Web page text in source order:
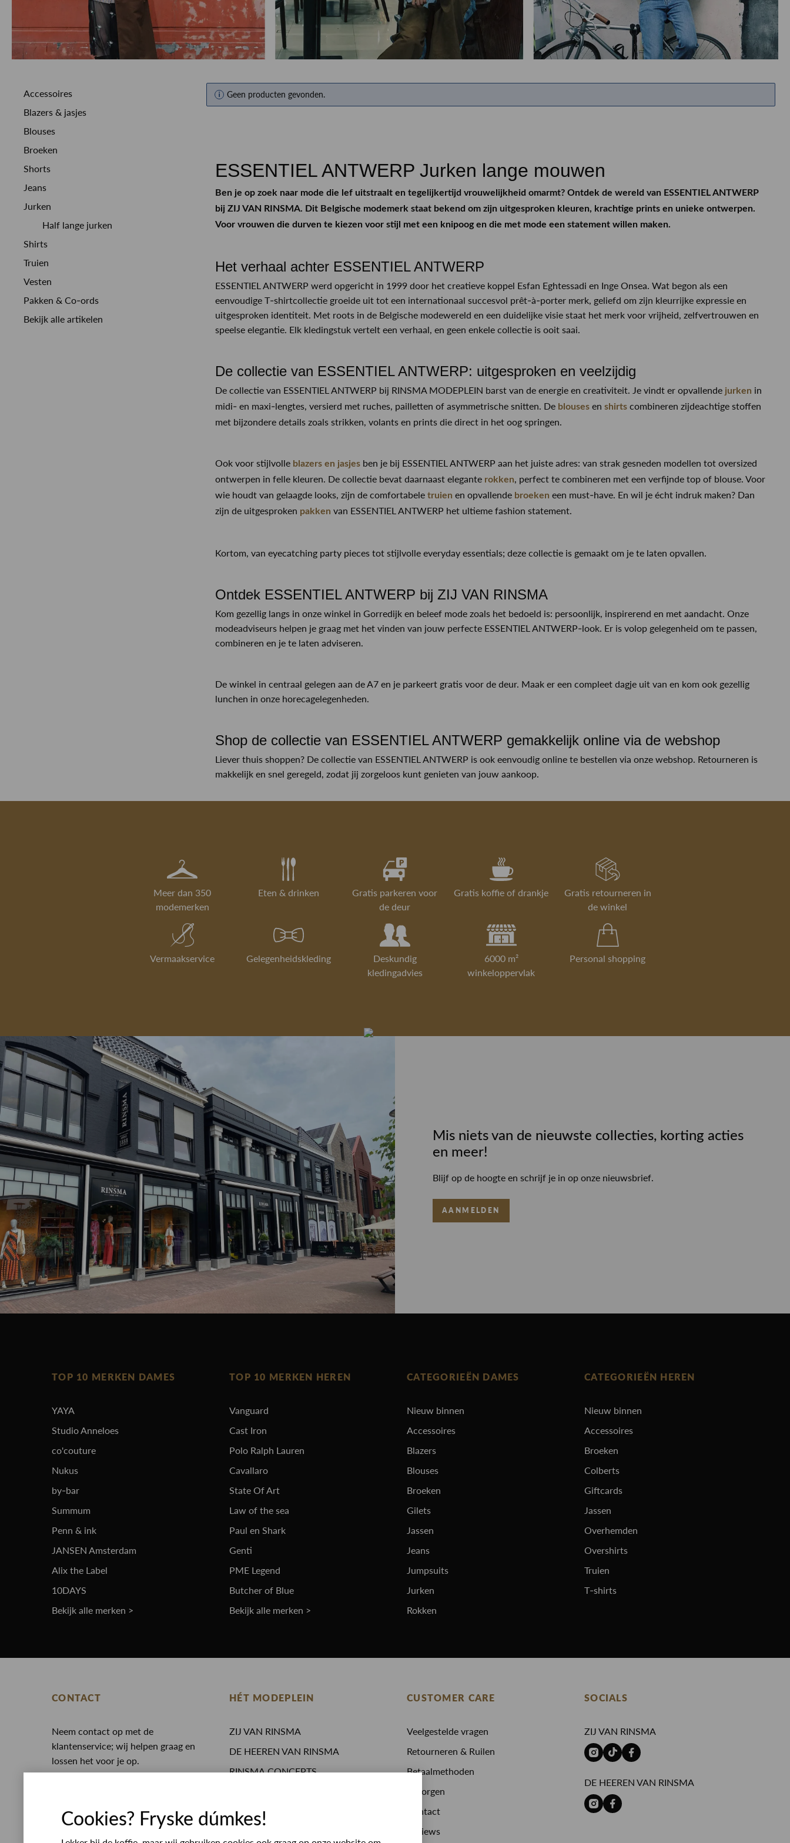
Herenkappers de Vos
ETEN & DRINKEN >
SHOP SALE
SHOP SALE
Accessoires
Blazers & jasjes
Blouses
Broeken
Shorts
Jeans
Jurken
Half lange jurken
Shirts
Truien
Vesten
Pakken & Co-ords
Bekijk alle artikelen
Geen producten gevonden.
ESSENTIEL ANTWERP Jurken lange mouwen
Ben je op zoek naar mode die lef uitstraalt en tegelijkertijd vrouwelijkheid omarmt? Ontdek de wereld van ESSENTIEL ANTWERP
bij ZIJ VAN RINSMA. Dit Belgische modemerk staat bekend om zijn uitgesproken kleuren, krachtige prints en unieke ontwerpen.
Voor vrouwen die durven te kiezen voor stijl met een knipoog en die met mode een statement willen maken.
Het verhaal achter ESSENTIEL ANTWERP
ESSENTIEL ANTWERP werd opgericht in 1999 door het creatieve koppel Esfan Eghtessadi en Inge Onsea. Wat begon als een
eenvoudige T-shirtcollectie groeide uit tot een internationaal succesvol prêt-à-porter merk, geliefd om zijn kleurrijke expressie en
uitgesproken identiteit. Met roots in de Belgische modewereld en een duidelijke visie staat het merk voor vrijheid, zelfvertrouwen en
speelse elegantie. Elk kledingstuk vertelt een verhaal, en geen enkele collectie is ooit saai.
De collectie van ESSENTIEL ANTWERP: uitgesproken en veelzijdig
De collectie van ESSENTIEL ANTWERP bij RINSMA MODEPLEIN barst van de energie en creativiteit. Je vindt er opvallende jurken in
midi- en maxi-lengtes, versierd met ruches, pailletten of asymmetrische snitten. De blouses en shirts combineren zijdeachtige stoffen
met bijzondere details zoals strikken, volants en prints die direct in het oog springen.
Ook voor stijlvolle blazers en jasjes ben je bij ESSENTIEL ANTWERP aan het juiste adres: van strak gesneden modellen tot oversized
ontwerpen in felle kleuren. De collectie bevat daarnaast elegante rokken, perfect te combineren met een verfijnde top of blouse. Voor
wie houdt van gelaagde looks, zijn de comfortabele truien en opvallende broeken een must-have. En wil je écht indruk maken? Dan
zijn de uitgesproken pakken van ESSENTIEL ANTWERP het ultieme fashion statement.
Kortom, van eyecatching party pieces tot stijlvolle everyday essentials; deze collectie is gemaakt om je te laten opvallen.
Ontdek ESSENTIEL ANTWERP bij ZIJ VAN RINSMA
Kom gezellig langs in onze winkel in Gorredijk en beleef mode zoals het bedoeld is: persoonlijk, inspirerend en met aandacht. Onze
modeadviseurs helpen je graag met het vinden van jouw perfecte ESSENTIEL ANTWERP-look. Er is volop gelegenheid om te passen,
combineren en je te laten adviseren.
De winkel in centraal gelegen aan de A7 en je parkeert gratis voor de deur. Maak er een compleet dagje uit van en kom ook gezellig
lunchen in onze horecagelegenheden.
Shop de collectie van ESSENTIEL ANTWERP gemakkelijk online via de webshop
Liever thuis shoppen? De collectie van ESSENTIEL ANTWERP is ook eenvoudig online te bestellen via onze webshop. Retourneren is
makkelijk en snel geregeld, zodat jij zorgeloos kunt genieten van jouw aankoop.
Meer dan 350
modemerken
Eten & drinken
Gratis parkeren voor
de deur
Gratis koffie of drankje
Gratis retourneren in
de winkel
Vermaakservice Gelegenheidskleding
Deskundig
kledingadvies
6000 m²
winkeloppervlak
Personal shopping
Mis niets van de nieuwste collecties, korting acties
en meer!
Blijf op de hoogte en schrijf je in op onze nieuwsbrief.
AANMELDEN
TOP 10 MERKEN DAMES
YAYA
Studio Anneloes
co'couture
Nukus
by-bar
Summum
Penn & ink
JANSEN Amsterdam
Alix the Label
10DAYS
Bekijk alle merken >
TOP 10 MERKEN HEREN
Vanguard
Cast Iron
Polo Ralph Lauren
Cavallaro
State Of Art
Law of the sea
Paul en Shark
Genti
PME Legend
Butcher of Blue
Bekijk alle merken >
CATEGORIEËN DAMES
Nieuw binnen
Accessoires
Blazers
Blouses
Broeken
Gilets
Jassen
Jeans
Jumpsuits
Jurken
Rokken
CATEGORIEËN HEREN
Nieuw binnen
Accessoires
Broeken
Colberts
Giftcards
Jassen
Overhemden
Overshirts
Truien
T-shirts
CONTACT
Neem contact op met de
klantenservice; wij helpen graag en
lossen het voor je op.
service@rinsmamodeplein.nl
Bezoekadres
HÉT MODEPLEIN
ZIJ VAN RINSMA
DE HEEREN VAN RINSMA
RINSMA.CONCEPTS
Openingstijden
CUSTOMER CARE
Veelgestelde vragen
Retourneren & Ruilen
Betaalmethoden
Bezorgen
Contact
Reviews
SOCIALS
ZIJ VAN RINSMA
DE HEEREN VAN RINSMA
Cookies? Fryske dúmkes!